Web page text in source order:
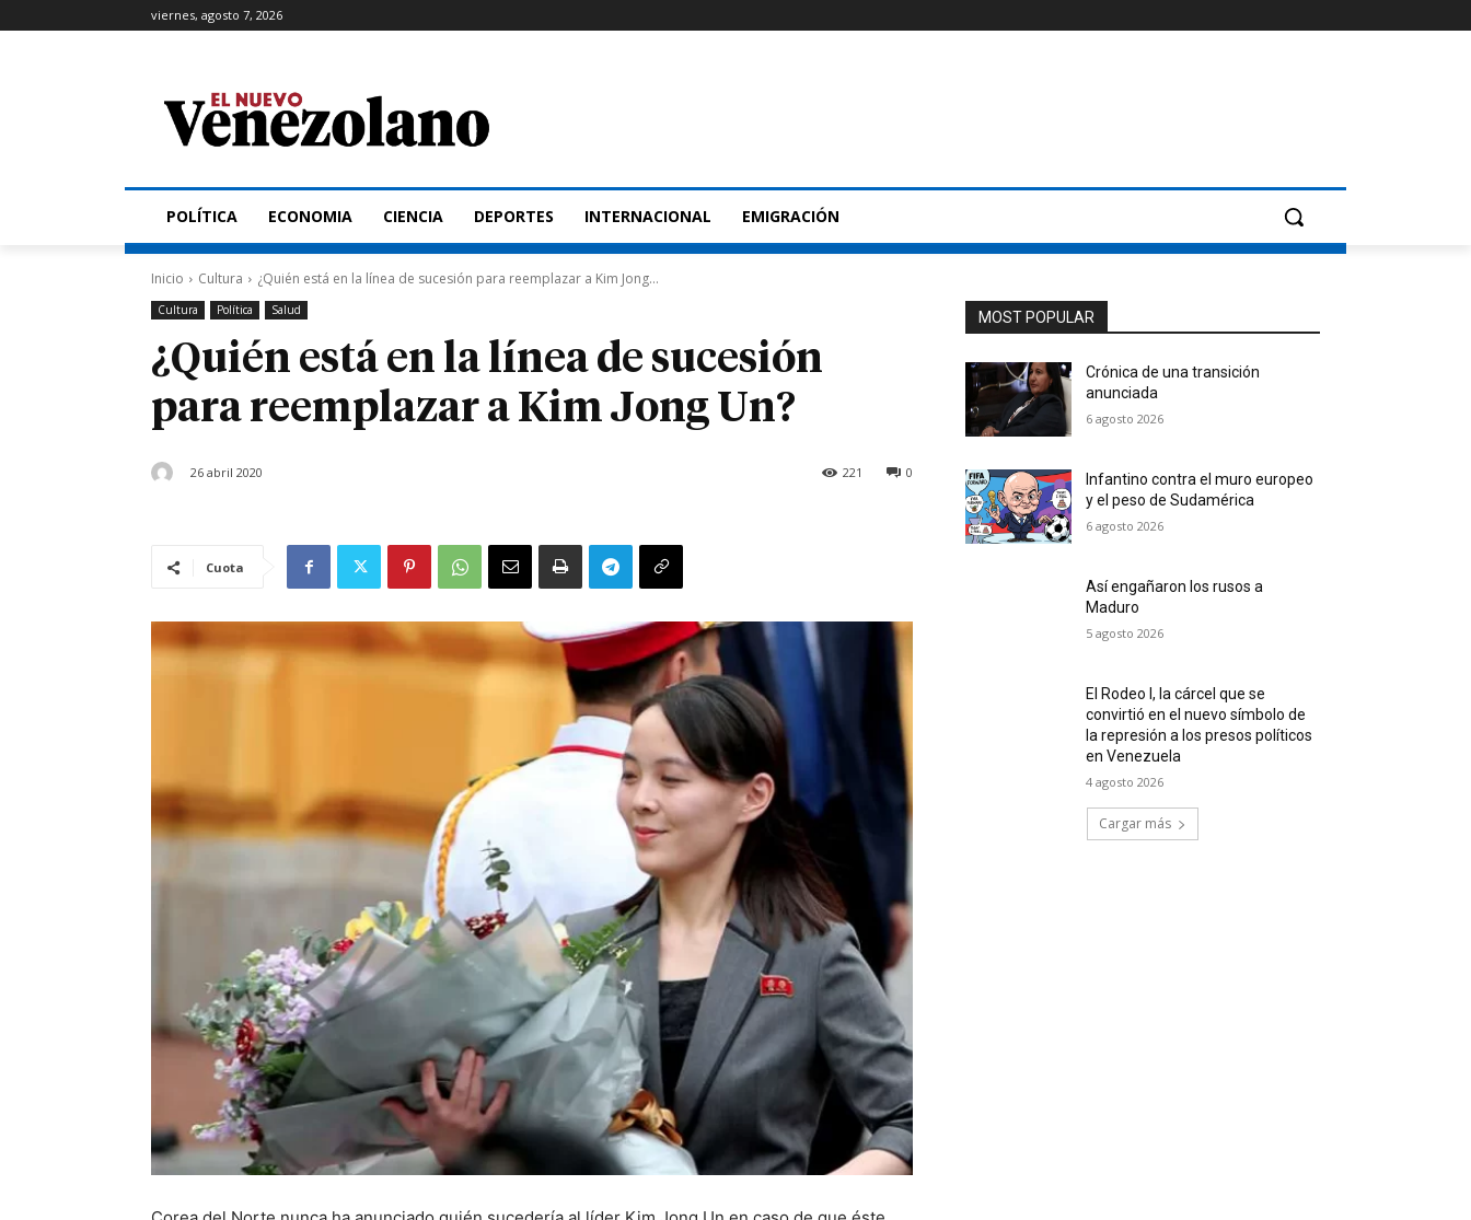
viernes, agosto 7, 2026
POLÍTICA ECONOMIA CIENCIA DEPORTES INTERNACIONAL EMIGRACIÓN
Inicio Cultura ¿Quién está en la línea de sucesión para reemplazar a Kim Jong...
Cultura Política Salud
¿Quién está en la línea de sucesión
para reemplazar a Kim Jong Un?
26 abril 2020 0
221
Cuota
MOST POPULAR
Crónica de una transición
anunciada
6 agosto 2026
Infantino contra el muro europeo
y el peso de Sudamérica
6 agosto 2026
Así engañaron los rusos a
Maduro
5 agosto 2026
El Rodeo I, la cárcel que se
convirtió en el nuevo símbolo de
la represión a los presos políticos
en Venezuela
4 agosto 2026
Cargar más